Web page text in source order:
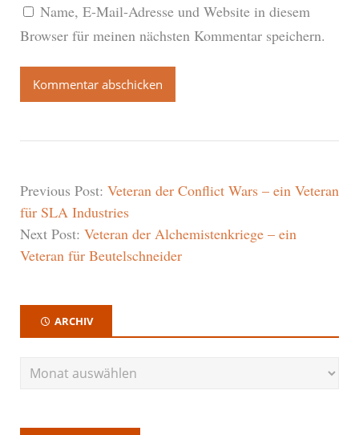
Name, E-Mail-Adresse und Website in diesem
Browser für meinen nächsten Kommentar speichern.
Previous Post: Veteran der Conflict Wars – ein Veteran
für SLA Industries
Next Post: Veteran der Alchemistenkriege – ein
Veteran für Beutelschneider
ARCHIV